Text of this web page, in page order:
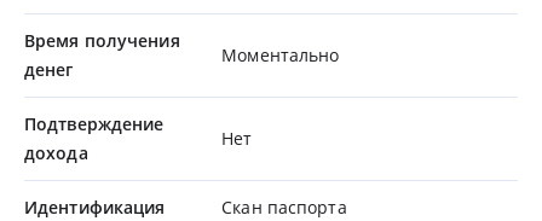
Время получения
денег
Моментально
Подтверждение
дохода
Нет
Идентификация Скан паспорта